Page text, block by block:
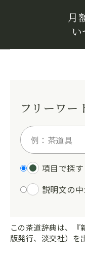
月
フリーワー
項目で探す
説明文の
この茶道辞典は、『
版発行、淡交社）を